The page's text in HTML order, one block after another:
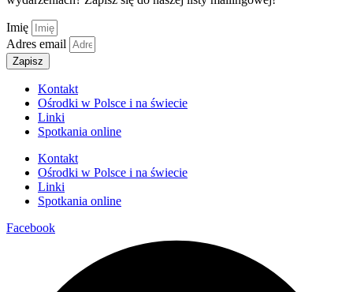
Imię
Adres email
Zapisz
Kontakt
Ośrodki w Polsce i na świecie
Linki
Spotkania online
Kontakt
Ośrodki w Polsce i na świecie
Linki
Spotkania online
Facebook